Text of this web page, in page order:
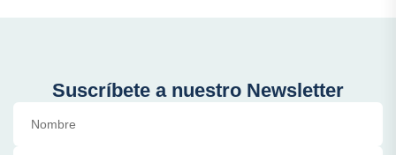
Suscríbete a nuestro Newsletter